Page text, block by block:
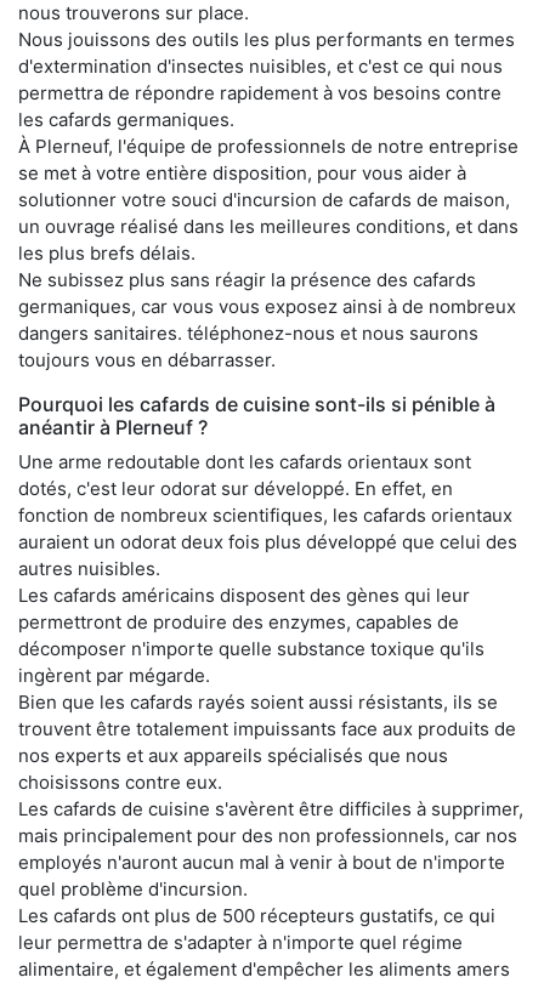
nous trouverons sur place.
Nous jouissons des outils les plus performants en termes
d'extermination d'insectes nuisibles, et c'est ce qui nous
permettra de répondre rapidement à vos besoins contre
les cafards germaniques.
À Plerneuf, l'équipe de professionnels de notre entreprise
se met à votre entière disposition, pour vous aider à
solutionner votre souci d'incursion de cafards de maison,
un ouvrage réalisé dans les meilleures conditions, et dans
les plus brefs délais.
Ne subissez plus sans réagir la présence des cafards
germaniques, car vous vous exposez ainsi à de nombreux
dangers sanitaires. téléphonez-nous et nous saurons
toujours vous en débarrasser.
Pourquoi les cafards de cuisine sont-ils si pénible à
anéantir à Plerneuf ?
Une arme redoutable dont les cafards orientaux sont
dotés, c'est leur odorat sur développé. En effet, en
fonction de nombreux scientifiques, les cafards orientaux
auraient un odorat deux fois plus développé que celui des
autres nuisibles.
Les cafards américains disposent des gènes qui leur
permettront de produire des enzymes, capables de
décomposer n'importe quelle substance toxique qu'ils
ingèrent par mégarde.
Bien que les cafards rayés soient aussi résistants, ils se
trouvent être totalement impuissants face aux produits de
nos experts et aux appareils spécialisés que nous
choisissons contre eux.
Les cafards de cuisine s'avèrent être difficiles à supprimer,
mais principalement pour des non professionnels, car nos
employés n'auront aucun mal à venir à bout de n'importe
quel problème d'incursion.
Les cafards ont plus de 500 récepteurs gustatifs, ce qui
leur permettra de s'adapter à n'importe quel régime
alimentaire, et également d'empêcher les aliments amers